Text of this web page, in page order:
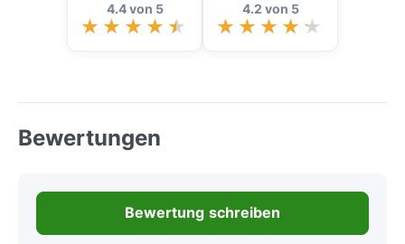
4.4 von 5 4.2 von 5
Bewertungen
Bewertung schreiben